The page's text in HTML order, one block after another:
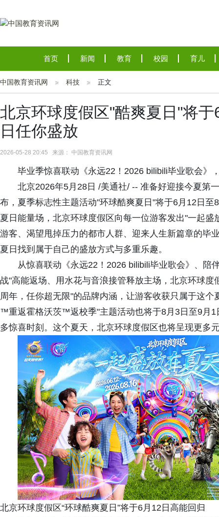
首页 新闻 教育 校园 育儿
中国教育资讯网 科技 正文
北京环球度假区"酷爽夏日"将
日任你盛放
2026-05-28 20:45 来源： 中国教育资讯网
毕业季惊喜联动《永远22！2026 bilibili毕业歌会》
北京2026年5月28日 /美通社/ -- 准备好迎接今夏第
布，夏季标志性主题活动"环球酷爽夏日"将于6月12日
夏日能量场，北京环球度假区向每一位游客发出"一起
游客、渴望甩掉压力的都市人群、迎来人生新篇章的毕
夏日找到属于自己的盛放方式与多重乐趣。
从惊喜联动《永远22！2026 bilibili毕业歌会》、陪
战"高能返场、用水花与音浪接管释放主场，北京环球
周年，任你超无限"的品牌内涵，让游客收获只属于这
™重返霍格沃茨™返校季"主题活动也将于8月3日至9月1
多惊喜时刻。这个夏天，北京环球度假区也将呈现更多
北京环球度假区“环球酷爽夏日”将于6月12日高能回归